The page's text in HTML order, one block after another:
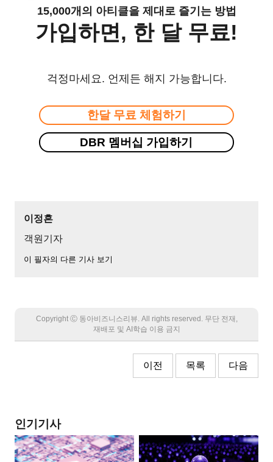
15,000개의 아티클을 제대로 즐기는 방법
가입하면, 한 달 무료!
걱정마세요. 언제든 해지 가능합니다.
한달 무료 체험하기
DBR 멤버십 가입하기
이정흔
객원기자
이 필자의 다른 기사 보기
Copyright Ⓒ 동아비즈니스리뷰. All rights reserved. 무단 전재,
재배포 및 AI학습 이용 금지
이전 목록 다음
인기기사